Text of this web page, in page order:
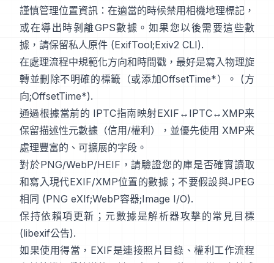
謹慎管理位置資訊：在適當的時候禁用相機地理標記，
或在導出時剝離GPS數據。如果您以後需要這些數
據，請保留私人原件 (ExifTool;Exiv2 CLI).
在處理流程中規範化方向和時間戳，最好是寫入物理旋
轉並刪除不明確的標籤（或添加OffsetTime*）。 (方
向;OffsetTime*).
通過根據當前的 IPTC指南映射EXIF↔IPTC↔XMP来
保留描述性元數據（信用/權利），並優先使用 XMP来
處理豐富的、可擴展的字段。
對於PNG/WebP/HEIF，請驗證您的庫是否確實讀取
和寫入現代EXIF/XMP位置的數據；不要假設與JPEG
相同 (PNG eXIf;WebP容器;Image I/O).
保持依賴項更新；元數據是解析器攻擊的常見目標
(libexif公告).
如果使用得當，EXIF是連接照片目錄、權利工作流程